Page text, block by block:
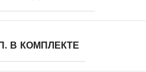
В КОМПЛЕКТЕ